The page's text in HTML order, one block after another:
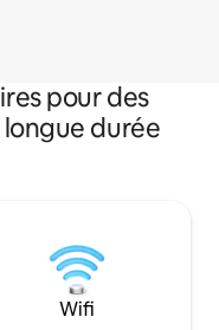
pour des
durée
Wifi